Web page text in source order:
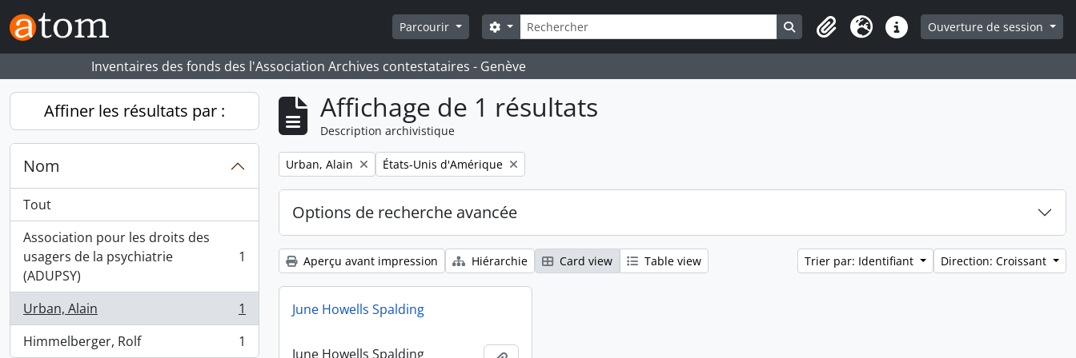
Skip to main content
Parcourir
Rechercher
Search options Search in browse page
Presse-papier
LangueLiens rapidesOuverture de session
Inventaires des fonds des l'Association Archives contestataires - Genève
Affiner les résultats par :
Nom
Tout
Association pour les droits des
usagers de la psychiatrie
(ADUPSY)
, 1 résultats 1
Urban, Alain
, 1 résultats
1
Himmelberger, Rolf
, 1 résultats 1
Affichage de 1 résultats
Description archivistique
Remove filter:
Urban, Alain Remove filter:
États-Unis d'Amérique
Options de recherche avancée
Aperçu avant impression Hiérarchie Card view Table view Trier par: Identifiant Direction: Croissant
June Howells Spalding
June Howells Spalding